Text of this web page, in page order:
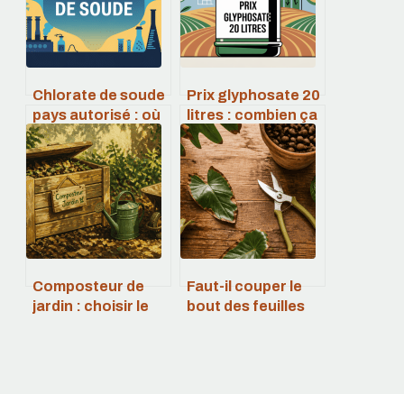
Chlorate de soude
pays autorisé : où
est-il légal et sous
quelles conditions
Prix glyphosate 20
litres : combien ça
coûte vraiment
aujourd’hui ?
Composteur de
jardin : choisir le
Faut-il couper le
bout des feuilles